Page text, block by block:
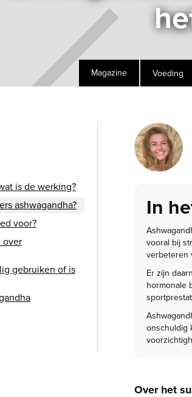
Magazine Voeding
is de werking?
ashwagandha?
voor?
over
gebruiken of is
In
vooral bij
verbeteren
Er zijn
hormonale
onschuldig
Over het